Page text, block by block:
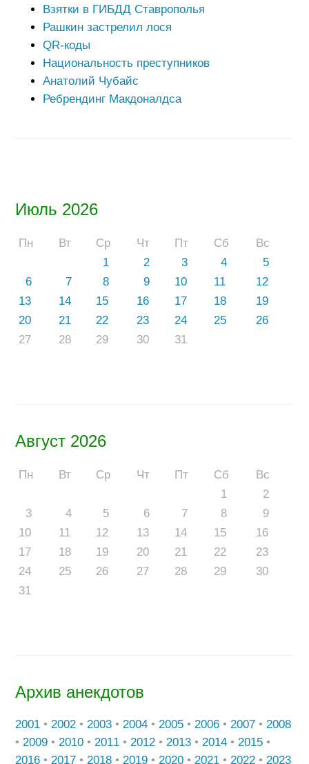
Июль 2026
Пн Вт Ср Чт Пт Сб
Вс
1
2 3 4
5
6
7 8 9 10 11
12
13
14 15 16 17 18
19
20
21 22 23 24 25
26
27
28 29 30 31
Август 2026
Пн Вт Ср Чт Пт Сб
Вс
1
2
3
4 5 6 7 8
9
10
11 12 13 14 15
16
17
18 19 20 21 22
23
24
25 26 27 28 29
30
31
Архив анекдотов
2001 • 2002 • 2003 • 2004 • 2005 • 2006 • 2007 • 2008
• 2009 • 2010 • 2011 • 2012 • 2013 • 2014 • 2015 •
2016 • 2017 • 2018 • 2019 • 2020 • 2021 • 2022 • 2023
Взятки в ГИБДД Ставрополья
Рашкин застрелил лося
QR-коды
Национальность преступников
Анатолий Чубайс
Ребрендинг Макдоналдса